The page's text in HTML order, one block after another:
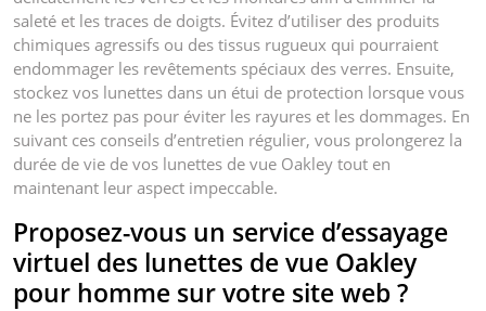
saleté et les traces de doigts. Évitez d’utiliser des produits
chimiques agressifs ou des tissus rugueux qui pourraient
endommager les revêtements spéciaux des verres. Ensuite,
stockez vos lunettes dans un étui de protection lorsque vous
ne les portez pas pour éviter les rayures et les dommages. En
suivant ces conseils d’entretien régulier, vous prolongerez la
durée de vie de vos lunettes de vue Oakley tout en
maintenant leur aspect impeccable.
Proposez-vous un service d’essayage
virtuel des lunettes de vue Oakley
pour homme sur votre site web ?